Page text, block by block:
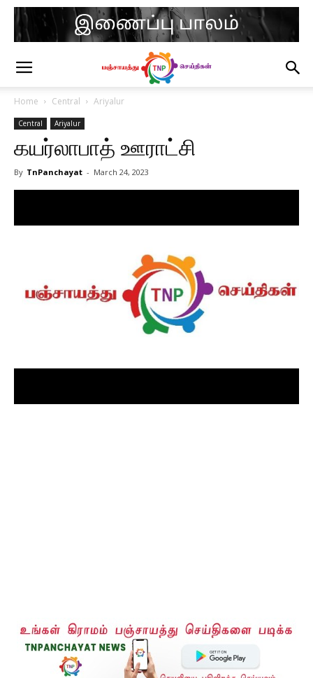
Home Central Ariyalur
Central Ariyalur
கயர்லாபாத் ஊராட்சி
By TnPanchayat - March 24, 2023